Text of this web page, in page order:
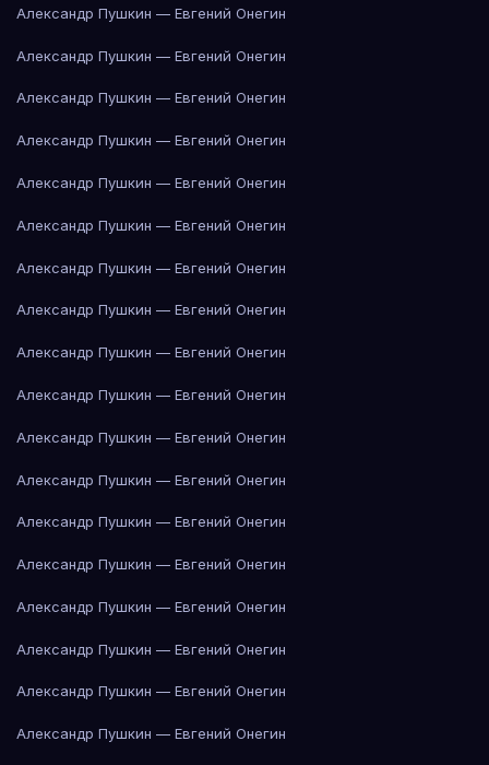
Александр Пушкин — Евгений Онегин
Александр Пушкин — Евгений Онегин
Александр Пушкин — Евгений Онегин
Александр Пушкин — Евгений Онегин
Александр Пушкин — Евгений Онегин
Александр Пушкин — Евгений Онегин
Александр Пушкин — Евгений Онегин
Александр Пушкин — Евгений Онегин
Александр Пушкин — Евгений Онегин
Александр Пушкин — Евгений Онегин
Александр Пушкин — Евгений Онегин
Александр Пушкин — Евгений Онегин
Александр Пушкин — Евгений Онегин
Александр Пушкин — Евгений Онегин
Александр Пушкин — Евгений Онегин
Александр Пушкин — Евгений Онегин
Александр Пушкин — Евгений Онегин
Александр Пушкин — Евгений Онегин